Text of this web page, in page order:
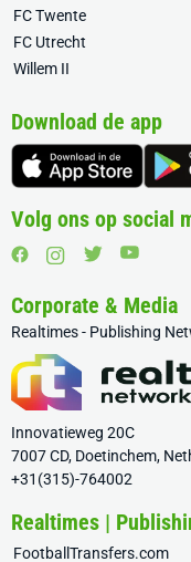
FC Twente
FC Utrecht
Willem II
Download de app
Volg ons op social
Corporate & Media
Realtimes - Publishing
Innovatieweg 20C
7007 CD, Doetinchem,
+31(315)-764002
Realtimes |
FootballTransfers.com